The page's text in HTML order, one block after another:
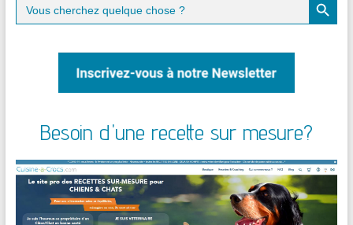
for:
Besoin d'une recette sur mesure?